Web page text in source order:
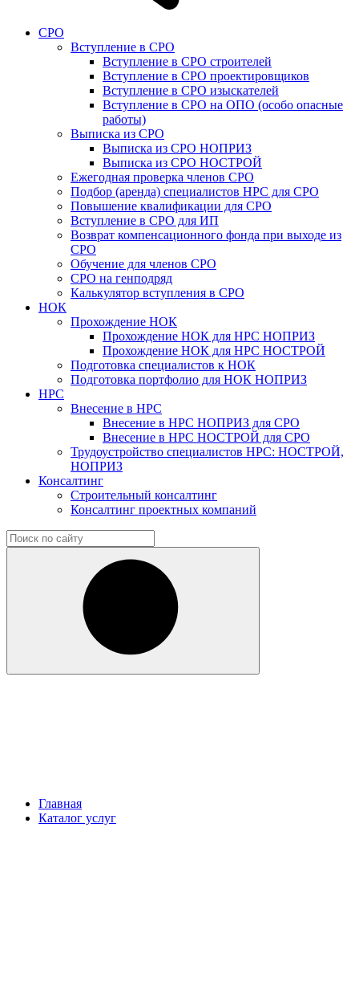
СРО
Вступление в СРО
Вступление в СРО строителей
Вступление в СРО проектировщиков
Вступление в СРО изыскателей
Вступление в СРО на ОПО (особо опасные
работы)
Выписка из СРО
Выписка из СРО НОПРИЗ
Выписка из СРО НОСТРОЙ
Ежегодная проверка членов СРО
Подбор (аренда) специалистов НРС для СРО
Повышение квалификации для СРО
Вступление в СРО для ИП
Возврат компенсационного фонда при выходе из
СРО
Обучение для членов СРО
СРО на генподряд
Калькулятор вступления в СРО
НОК
Прохождение НОК
Прохождение НОК для НРС НОПРИЗ
Прохождение НОК для НРС НОСТРОЙ
Подготовка специалистов к НОК
Подготовка портфолио для НОК НОПРИЗ
НРС
Внесение в НРС
Внесение в НРС НОПРИЗ для СРО
Внесение в НРС НОСТРОЙ для СРО
Трудоустройство специалистов НРС: НОСТРОЙ,
НОПРИЗ
Консалтинг
Строительный консалтинг
Консалтинг проектных компаний
Главная
Каталог услуг